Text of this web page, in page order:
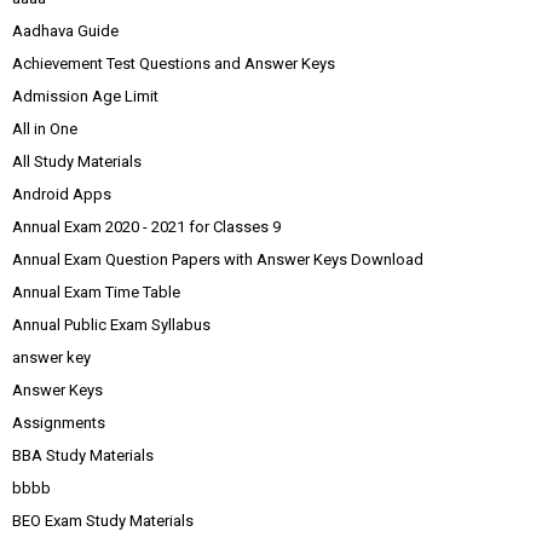
Aadhava Guide
Achievement Test Questions and Answer Keys
Admission Age Limit
All in One
All Study Materials
Android Apps
Annual Exam 2020 - 2021 for Classes 9
Annual Exam Question Papers with Answer Keys Download
Annual Exam Time Table
Annual Public Exam Syllabus
answer key
Answer Keys
Assignments
BBA Study Materials
bbbb
BEO Exam Study Materials